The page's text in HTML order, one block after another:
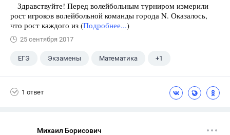
Здравствуйте! Перед волейбольным турниром измерили
рост игроков волейбольной команды города N. Оказалось,
что рост каждого из (Подробнее...)
25 сентября 2017
ЕГЭ Экзамены Математика +1
1 ответ
Михаил Борисович